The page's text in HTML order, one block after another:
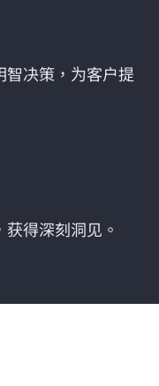
决策，为客户提
得深刻洞见。